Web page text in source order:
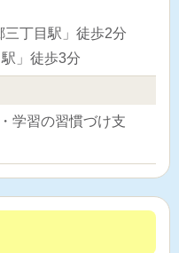
丁目駅」徒歩2分
」徒歩3分
学習の習慣づけ支